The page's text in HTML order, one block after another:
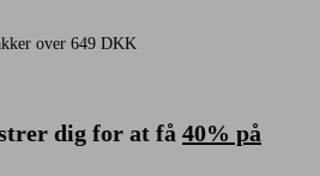
over 649 DKK
dig for at få 40% på